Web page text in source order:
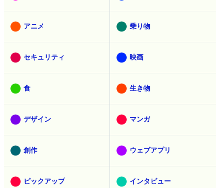
アニメ 乗り物
セキュリティ 映画
食 生き物
デザイン マンガ
創作 ウェブアプリ
ピックアップ インタビュー